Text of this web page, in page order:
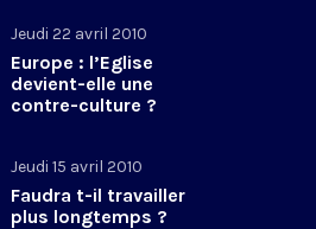
Jeudi 22 avril 2010
Europe : l’Eglise
devient-elle une
contre-culture ?
Jeudi 15 avril 2010
Faudra t-il travailler
plus longtemps ?